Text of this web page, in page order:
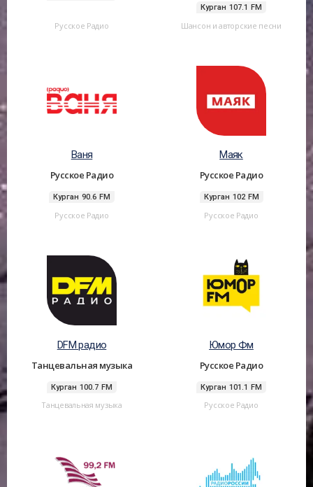
Русское Радио
Курган 107.1 FM
Шансон и авторские песни
Ваня
Русское Радио
Курган 90.6 FM
Русское Радио
Маяк
Русское Радио
Курган 102 FM
Русское Радио
DFM радио
Танцевальная музыка
Курган 100.7 FM
Танцевальная музыка
Юмор Фм
Русское Радио
Курган 101.1 FM
Русское Радио